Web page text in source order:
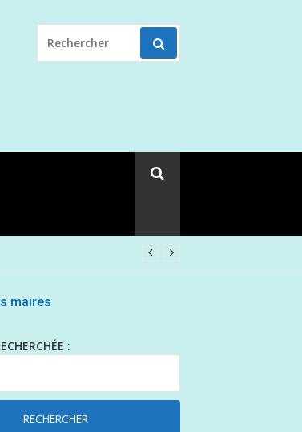
POUR
:
maires
: